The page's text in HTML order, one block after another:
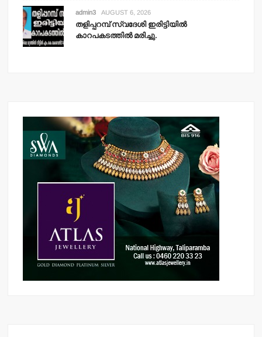
admin3 AUGUST 6, 2026
തളിപ്പറമ്പ് സ്വദേശി ഇരിട്ടിയില്‍
കാറപകടത്തില്‍ മരിച്ചു.